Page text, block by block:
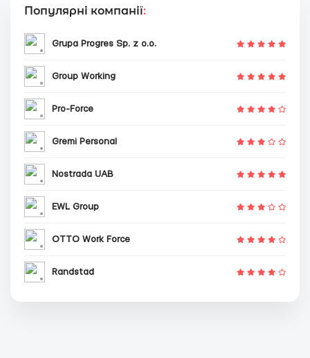
Популярні компанії:
Grupa Progres Sp. z o.o.
Group Working
Pro-Force
Gremi Personal
Nostrada UAB
EWL Group
OTTO Work Force
Randstad